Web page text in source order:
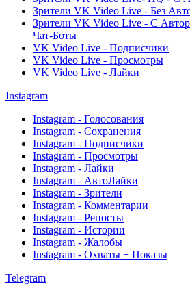
Зрители VK Video Live - Без
Зрители VK Video Live - С
Чат-Боты
VK Video Live - Подписчики
VK Video Live - Просмотры
VK Video Live - Лайки
Instagram
Instagram - Голосования
Instagram - Сохранения
Instagram - Подписчики
Instagram - Просмотры
Instagram - Лайки
Instagram - АвтоЛайки
Instagram - Зрители
Instagram - Комментарии
Instagram - Репосты
Instagram - Истории
Instagram - Жалобы
Instagram - Охваты + Показы
Telegram